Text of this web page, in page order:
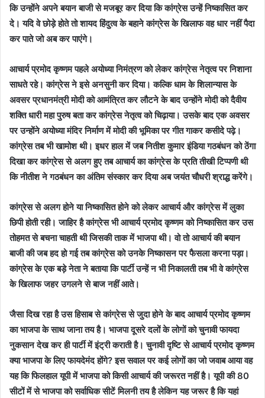
कि उन्होंने अपने बयान बाजी से मजबूर कर दिया कि कांग्रेस उन्हें निष्कासित कर
दे। यदि वे छोड़े होते तो शायद हिंदुत्व के बहाने कांग्रेस के खिलाफ वह धार नहीं पैदा
कर पाते जो अब कर पाएंगे।
आचार्य प्रमोद कृष्णम पहले अयोध्या निमंत्रण को लेकर कांग्रेस नेतृत्व पर निशाना
साधते रहे। कांग्रेस ने इसे अनसुनी कर दिया। कल्कि धाम के शिलान्यास के
अवसर प्रधानमंत्री मोदी को आमंत्रित कर लौटने के बाद उन्होंने मोदी को दैवीय
शक्ति धारी महा पुरुष बता कर कांग्रेस नेतृत्व को चिढ़ाया। उसके बाद एक अवसर
पर उन्होंने अयोध्या मंदिर निर्माण में मोदी की भूमिका पर गीत गाकर कसीदे पढ़े।
कांग्रेस तब भी खामोश थी। इधर हाल में जब नितीश कुमार इंडिया गठबंधन को ठेंगा
दिखा कर कांग्रेस से अलग हुए तब आचार्य का कांग्रेस के प्रति तीखी टिप्पणी थी
कि नीतीश ने गठबंधन का अंतिम संस्कार कर दिया अब जयंत चौधरी श्राद्ध करेंगे।
कांग्रेस से अलग होने या निष्कासित होने को लेकर आचार्य और कांग्रेस में लुका
छिपी होती रही। जाहिर है कांग्रेस भी आचार्य प्रमोद कृष्णम को निष्कासित कर उस
तोहमत से बचना चाहती थी जिसकी ताक में भाजपा थी। वो तो आचार्य की बयान
बाजी की जब हद हो गई तब कांग्रेस को उनके निष्कासन पर फैसला करना पड़ा।
कांग्रेस के एक बड़े नेता ने बताया कि पार्टी उन्हें न भी निकालती तब भी वे कांग्रेस
के खिलाफ जहर उगलने से बाज नहीं आते।
जैसा दिख रहा है उस हिसाब से कांग्रेस से जुदा होने के बाद आचार्य प्रमोद कृष्णम
का भाजपा के साथ जाना तय है। भाजपा दूसरे दलों के लोगों को चुनावी फायदा
नुकसान देख कर ही पार्टी में इंट्री कराती है। चुनावी दृष्टि से आचार्य प्रमोद कृष्णम
क्या भाजपा के लिए फायदेमंद होंगे? इस सवाल पर कई लोगों का जो जवाब आया वह
यह कि फिलहाल यूपी में भाजपा को किसी आचार्य की जरूरत नहीं है। यूपी की 80
सीटों में से भाजपा को सर्वाधिक सीटें मिलनी तय है लेकिन यह जरूर है कि यहां